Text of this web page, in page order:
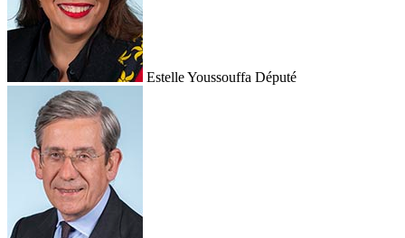
Estelle Youssouffa Député